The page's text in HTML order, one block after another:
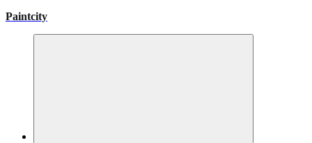
Paintcity